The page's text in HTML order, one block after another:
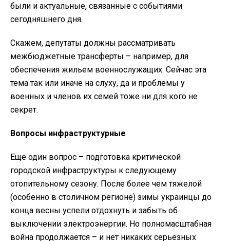
были и актуальные, связанные с событиями
сегодняшнего дня.
Скажем, депутаты должны рассматривать
межбюджетные трансферты – например, для
обеспечения жильем военнослужащих. Сейчас эта
тема так или иначе на слуху, да и проблемы у
военных и членов их семей тоже ни для кого не
секрет.
Вопросы инфраструктурные
Еще один вопрос – подготовка критической
городской инфраструктуры к следующему
отопительному сезону. После более чем тяжелой
(особенно в столичном регионе) зимы украинцы до
конца весны успели отдохнуть и забыть об
выключении электроэнергии. Но полномасштабная
война продолжается – и нет никаких серьезных